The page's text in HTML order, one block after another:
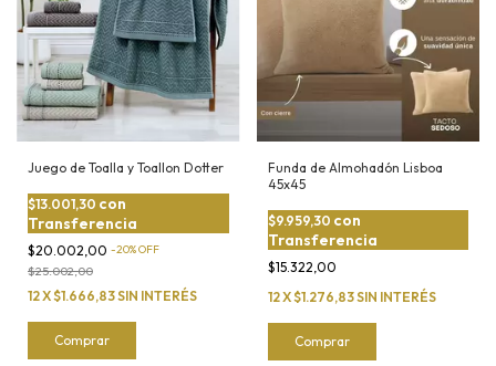
Juego de Toalla y Toallon Dotter
$20.002,00 -20%OFF
$25.002,00
$13.001,30 con
Transferencia
12X$1.666,83SIN INTERÉS
Comprar
Funda de Almohadón Lisboa
45x45
$15.322,00
$9.959,30 con
Transferencia
12X$1.276,83SIN INTERÉS
Comprar